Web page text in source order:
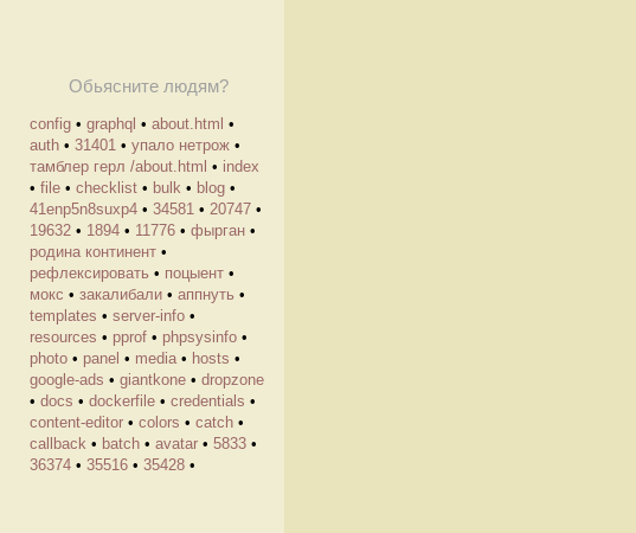
Обьясните людям?
config • graphql • about.html •
auth • 31401 • упало нетрож •
тамблер герл /about.html • index
• file • checklist • bulk • blog •
41enp5n8suxp4 • 34581 • 20747 •
19632 • 1894 • 11776 • фырган •
родина континент •
рефлексировать • поцыент •
мокс • закалибали • аппнуть •
templates • server-info •
resources • pprof • phpsysinfo •
photo • panel • media • hosts •
google-ads • giantkone • dropzone
• docs • dockerfile • credentials •
content-editor • colors • catch •
callback • batch • avatar • 5833 •
36374 • 35516 • 35428 •